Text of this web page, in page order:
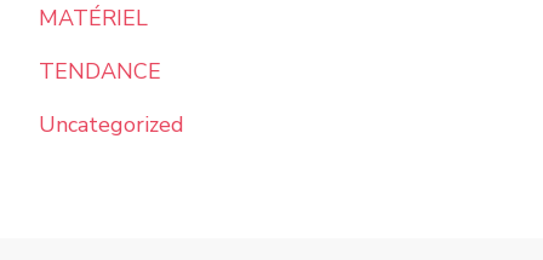
MATÉRIEL
TENDANCE
Uncategorized